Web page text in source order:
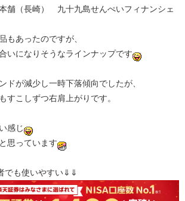
舗（長崎） 九十九島せんぺいフィナンシェ
もあったのですが、
いになりそうなラインナップです
ドが減少し一時下落傾向でしたが、
すこしずつ右肩上がりです。
感じ
思っています
でも使いやすい⇓⇓